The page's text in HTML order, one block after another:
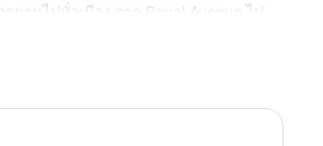
รยานไปทั่วเมือง จาก Royal Avenue ไป
าลากลางไปจนถึงโรงละครโอเปร่า ใช้
ละอวยพรคู่ขาของคุณในทัวร์ที่ตอบสนอง
ณ แวะเยี่ยมชมอาคารสาธารณะแบบ